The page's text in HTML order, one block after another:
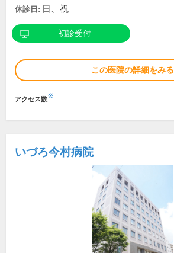
休診日: 日、祝
初診受付
この医院の詳細をみる
アクセス数※
いづろ今村病院